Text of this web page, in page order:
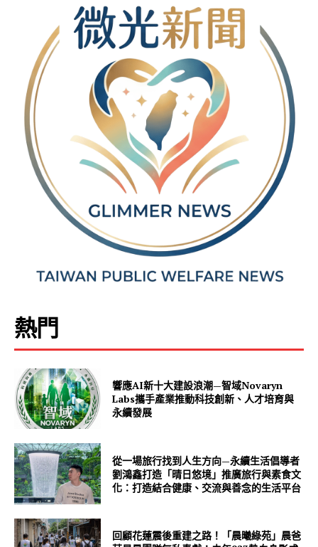
熱門
響應AI新十大建設浪潮—智域Novaryn
Labs攜手產業推動科技創新、人才培育與
永續發展
從一場旅行找到人生方向—永續生活倡導者
劉鴻鑫打造「晴日悠境」推廣旅行與素食文
化：打造結合健康、交流與善念的生活平台
回顧花蓮震後重建之路！「晨曦綠苑」晨爸